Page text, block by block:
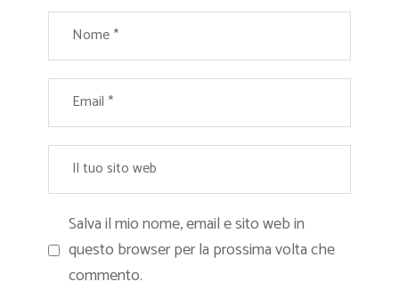
Salva il mio nome, email e sito web in
questo browser per la prossima volta che
commento.